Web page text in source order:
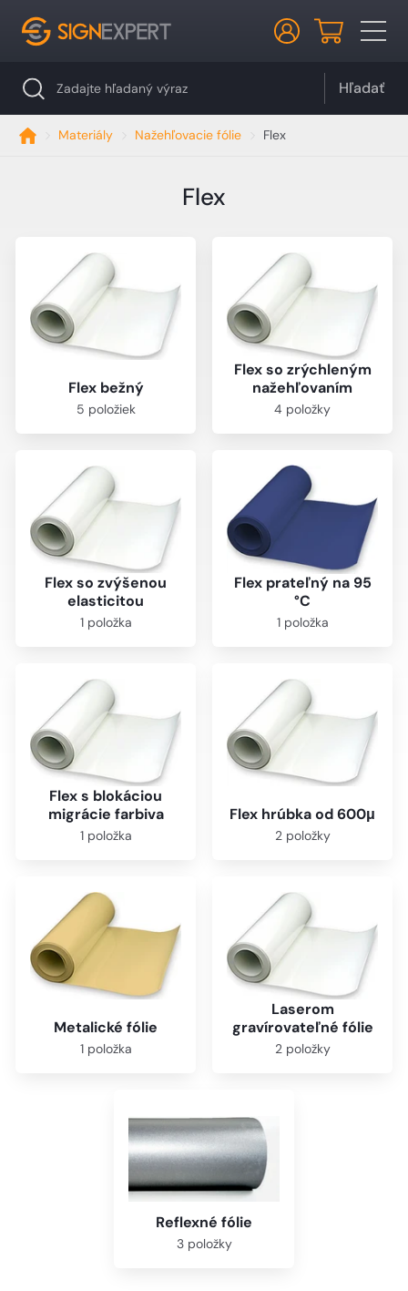
Hľadať
Materiály Nažehľovacie fólie Flex
Flex
Flex bežný
5 položiek
Flex so zrýchleným
nažehľovaním
4 položky
Flex so zvýšenou
elasticitou
1 položka
Flex prateľný na 95
°C
1 položka
Flex s blokáciou
migrácie farbiva
1 položka
Flex hrúbka od 600μ
2 položky
Metalické fólie
1 položka
Laserom
gravírovateľné fólie
2 položky
Reflexné fólie
3 položky